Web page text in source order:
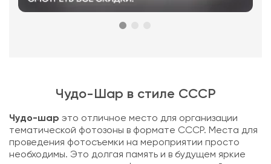
Чудо-Шар в стиле СССР
Чудо-шар это отличное место для организации
тематической фотозоны в формате СССР. Места для
проведения фотосъемки на мероприятии просто
необходимы. Это долгая память и в будущем яркие